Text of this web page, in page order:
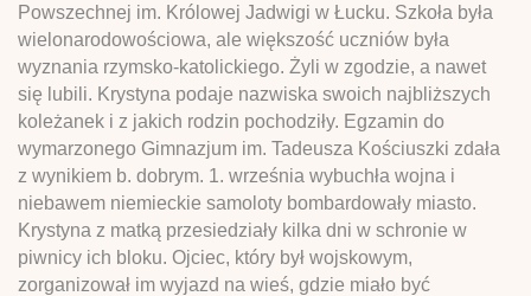
Powszechnej im. Królowej Jadwigi w Łucku. Szkoła była
wielonarodowościowa, ale większość uczniów była
wyznania rzymsko-katolickiego. Żyli w zgodzie, a nawet
się lubili. Krystyna podaje nazwiska swoich najbliższych
koleżanek i z jakich rodzin pochodziły. Egzamin do
wymarzonego Gimnazjum im. Tadeusza Kościuszki zdała
z wynikiem b. dobrym. 1. września wybuchła wojna i
niebawem niemieckie samoloty bombardowały miasto.
Krystyna z matką przesiedziały kilka dni w schronie w
piwnicy ich bloku. Ojciec, który był wojskowym,
zorganizował im wyjazd na wieś, gdzie miało być